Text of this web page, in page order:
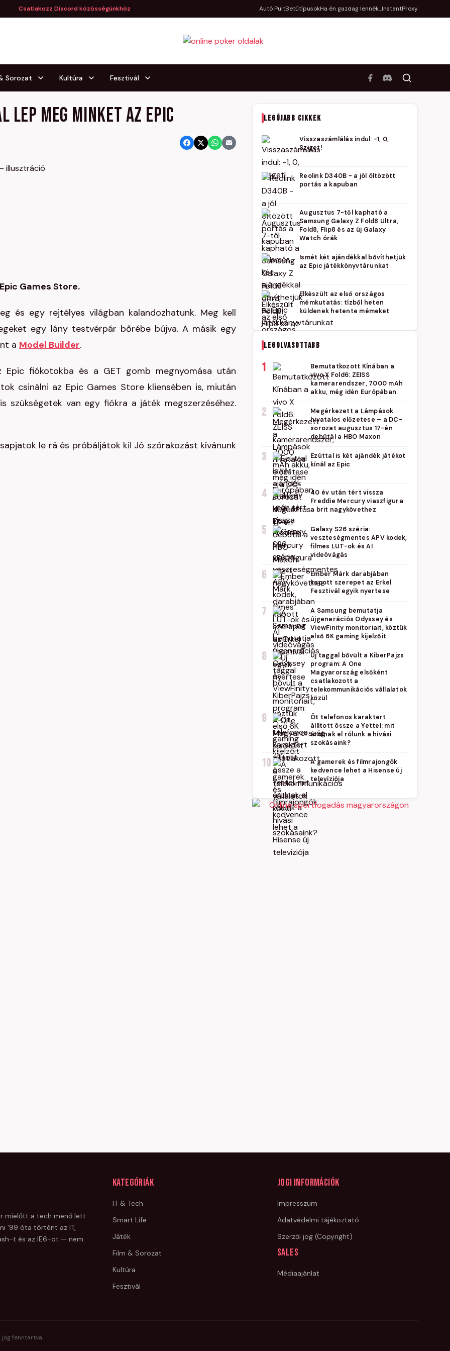
Csatlakozz Discord közösségünkhöz Autó PultBetűtípusokHa én gazdag lennék...InstantProxy
Sorozat Kultúra Fesztivál
meg minket az Epic
Games Store.
és egy rejtélyes világban kalandozhatunk. Meg kell
egy lány testvérpár bőrébe bújva. A másik egy
a Model Builder.
fiókotokba és a GET gomb megnyomása után
csinálni az Epic Games Store kliensében is, miután
szükségetek van egy fiókra a játék megszerzéséhez.
le rá és próbáljátok ki! Jó szórakozást kívánunk
LEGÚJABB CIKKEK
Visszaszámlálás indul: -1, 0,
Sziget!
Reolink D340B - a jól öltözött
portás a kapuban
Augusztus 7-től kapható a
Samsung Galaxy Z Fold8 Ultra,
Fold8, Flip8 és az új Galaxy
Watch órák
Ismét két ajándékkal bővíthetjük
az Epic játékkönyvtárunkat
Elkészült az első országos
mémkutatás: tízből heten
küldenek hetente mémeket
LEGOLVASOTTABB
1
Bemutatkozott Kínában a
vivo X Fold6: ZEISS
kamerarendszer, 7000 mAh
akku, még idén Európában
2
Megérkezett a Lámpások
hivatalos előzetese – a DC-
sorozat augusztus 17-én
debütál a HBO Maxon
3
Ezúttal is két ajándék játékot
kínál az Epic
4
40 év után tért vissza
Freddie Mercury viaszfigura
a brit nagykövethez
5
Galaxy S26 széria:
veszteségmentes APV kodek,
filmes LUT-ok és AI
videóvágás
6
Ember Márk darabjában
kapott szerepet az Erkel
Fesztivál egyik nyertese
7
A Samsung bemutatja
újgenerációs Odyssey és
ViewFinity monitoriait, köztük
első 6K gaming kijelzőit
8
Új taggal bővült a KiberPajzs
program: A One
Magyarország elsőként
csatlakozott a
telekommunikációs vállalatok
közül
9
Öt telefonos karaktert
állított össze a Yettel: mit
árulnak el rólunk a hívási
szokásaink?
10
A gamerek és filmrajongók
kedvence lehet a Hisense új
televíziója
mielőtt a tech menő lett
'99 óta történt az IT,
t és az IE6-ot — nem
Kategóriák
IT & Tech
Smart Life
Játék
Film & Sorozat
Kultúra
Fesztivál
Jogi információk
Impresszum
Adatvédelmi tájékoztató
Szerzői jog (Copyright)
Sales
Médiaajánlat
jog fenntartva.